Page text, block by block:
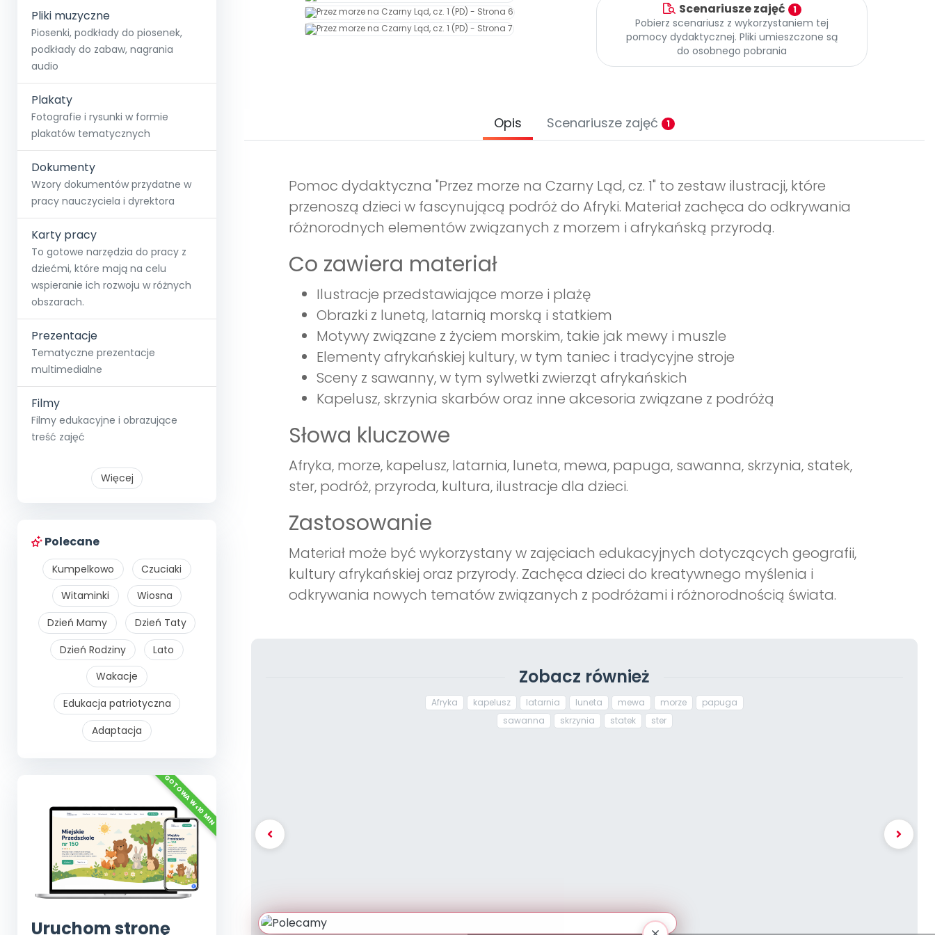
Pliki muzyczne
Piosenki, podkłady do piosenek,
podkłady do zabaw, nagrania
audio
Plakaty
Fotografie i rysunki w formie
plakatów tematycznych
Dokumenty
Wzory dokumentów przydatne w
pracy nauczyciela i dyrektora
Karty pracy
To gotowe narzędzia do pracy z
dziećmi, które mają na celu
wspieranie ich rozwoju w różnych
obszarach.
Prezentacje
Tematyczne prezentacje
multimedialne
Filmy
Filmy edukacyjne i obrazujące
treść zajęć
Więcej
Polecane
Kumpelkowo
Czuciaki
Witaminki
Wiosna
Dzień Mamy
Dzień Taty
Dzień Rodziny
Lato
Wakacje
Edukacja patriotyczna
Adaptacja
Uruchom stronę
Scenariusze zajęć 1
Pobierz scenariusz z wykorzystaniem tej
pomocy dydaktycznej. Pliki umieszczone są
do osobnego pobrania
Opis Scenariusze zajęć 1
Pomoc dydaktyczna "Przez morze na Czarny Ląd, cz. 1" to zestaw ilustracji, które
przenoszą dzieci w fascynującą podróż do Afryki. Materiał zachęca do odkrywania
różnorodnych elementów związanych z morzem i afrykańską przyrodą.
Co zawiera materiał
Ilustracje przedstawiające morze i plażę
Obrazki z lunetą, latarnią morską i statkiem
Motywy związane z życiem morskim, takie jak mewy i muszle
Elementy afrykańskiej kultury, w tym taniec i tradycyjne stroje
Sceny z sawanny, w tym sylwetki zwierząt afrykańskich
Kapelusz, skrzynia skarbów oraz inne akcesoria związane z podróżą
Słowa kluczowe
Afryka, morze, kapelusz, latarnia, luneta, mewa, papuga, sawanna, skrzynia, statek,
ster, podróż, przyroda, kultura, ilustracje dla dzieci.
Zastosowanie
Materiał może być wykorzystany w zajęciach edukacyjnych dotyczących geografii,
kultury afrykańskiej oraz przyrody. Zachęca dzieci do kreatywnego myślenia i
odkrywania nowych tematów związanych z podróżami i różnorodnością świata.
Zobacz również
Afryka kapelusz latarnia luneta mewa morze
papuga
sawanna
skrzynia statek ster